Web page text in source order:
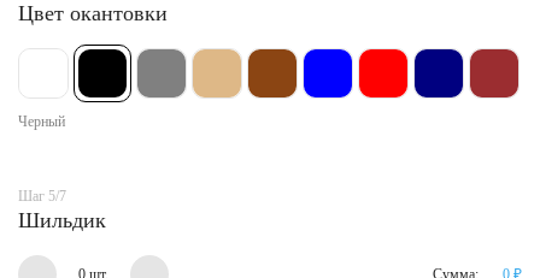
Цвет окантовки
Черный
Шаг 5/7
Шильдик
0 шт. Сумма: 0 ₽